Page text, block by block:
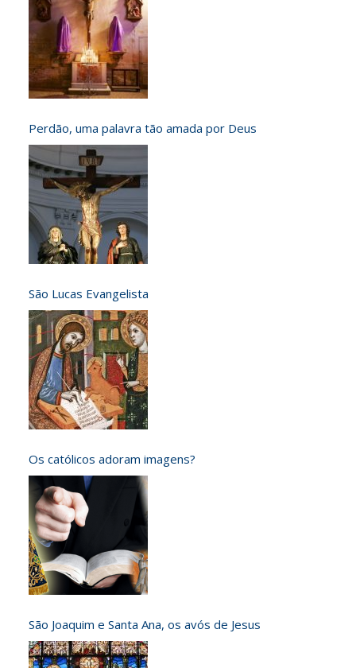
Perdão, uma palavra tão amada por Deus
São Lucas Evangelista
Os católicos adoram imagens?
São Joaquim e Santa Ana, os avós de Jesus